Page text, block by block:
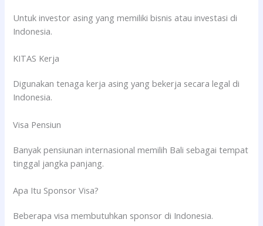
Untuk investor asing yang memiliki bisnis atau investasi di
Indonesia.
KITAS Kerja
Digunakan tenaga kerja asing yang bekerja secara legal di
Indonesia.
Visa Pensiun
Banyak pensiunan internasional memilih Bali sebagai tempat
tinggal jangka panjang.
Apa Itu Sponsor Visa?
Beberapa visa membutuhkan sponsor di Indonesia.